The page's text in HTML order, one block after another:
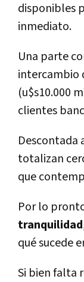
disponibles
inmediato.
Una parte
intercambio
(u$s10.000
clientes
Descontada
totalizan
que
Por lo
tranquilidad
qué sucede
Si bien falta